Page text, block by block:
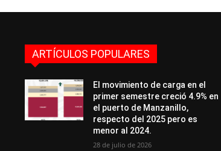
ARTÍCULOS POPULARES
El movimiento de carga en el
primer semestre creció 4.9% en
el puerto de Manzanillo,
respecto del 2025 pero es
menor al 2024.
28 de julio de 2026